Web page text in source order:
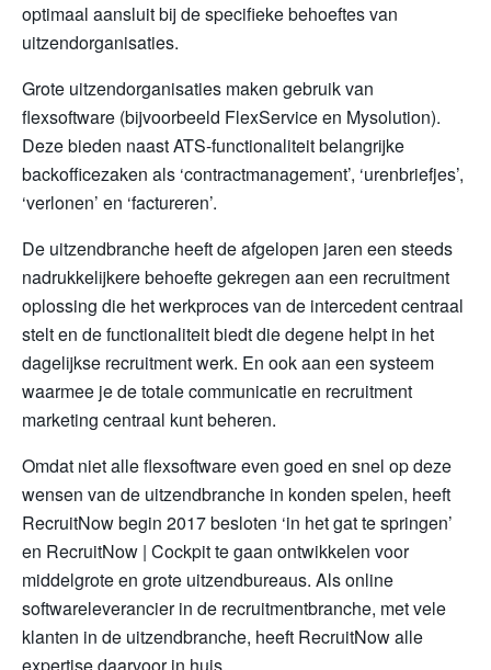
optimaal aansluit bij de specifieke behoeftes van
uitzendorganisaties.
Grote uitzendorganisaties maken gebruik van
flexsoftware (bijvoorbeeld FlexService en Mysolution).
Deze bieden naast ATS-functionaliteit belangrijke
backofficezaken als ‘contractmanagement’, ‘urenbriefjes’,
‘verlonen’ en ‘factureren’.
De uitzendbranche heeft de afgelopen jaren een steeds
nadrukkelijkere behoefte gekregen aan een recruitment
oplossing die het werkproces van de intercedent centraal
stelt en de functionaliteit biedt die degene helpt in het
dagelijkse recruitment werk. En ook aan een systeem
waarmee je de totale communicatie en recruitment
marketing centraal kunt beheren.
Omdat niet alle flexsoftware even goed en snel op deze
wensen van de uitzendbranche in konden spelen, heeft
RecruitNow begin 2017 besloten ‘in het gat te springen’
en RecruitNow | Cockpit te gaan ontwikkelen voor
middelgrote en grote uitzendbureaus. Als online
softwareleverancier in de recruitmentbranche, met vele
klanten in de uitzendbranche, heeft RecruitNow alle